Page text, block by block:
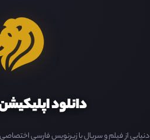
دانلود
دنیایی از فیلم و سریال با زیرنویس فارسی